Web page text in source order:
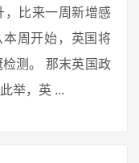
，比来一周新增感
周开始，英国将
测。 那末英国政
举，英 ...